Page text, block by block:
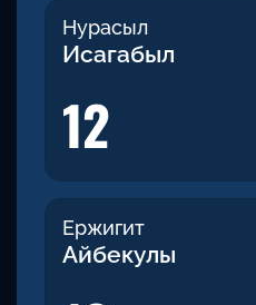
Нурасыл
Исагабыл
12
Ержигит
Айбекулы